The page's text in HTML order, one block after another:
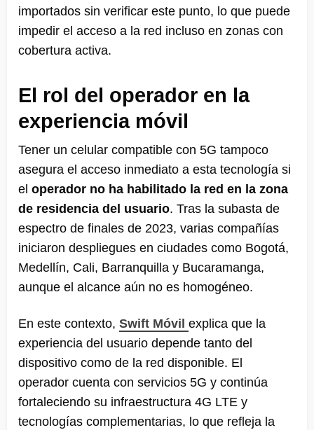
importados sin verificar este punto, lo que puede
impedir el acceso a la red incluso en zonas con
cobertura activa.
El rol del operador en la
experiencia móvil
Tener un celular compatible con 5G tampoco
asegura el acceso inmediato a esta tecnología si
el operador no ha habilitado la red en la zona
de residencia del usuario. Tras la subasta de
espectro de finales de 2023, varias compañías
iniciaron despliegues en ciudades como Bogotá,
Medellín, Cali, Barranquilla y Bucaramanga,
aunque el alcance aún no es homogéneo.
En este contexto, Swift Móvil explica que la
experiencia del usuario depende tanto del
dispositivo como de la red disponible. El
operador cuenta con servicios 5G y continúa
fortaleciendo su infraestructura 4G LTE y
tecnologías complementarias, lo que refleja la